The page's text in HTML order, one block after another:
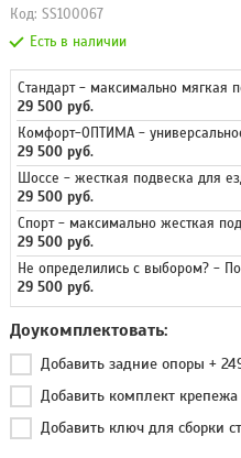
Код: SS100067
Есть в наличии
Стандарт - максимально мягкая
29 500 руб.
Комфорт-ОПТИМА -
29 500 руб.
Шоссе - жесткая подвеска для
29 500 руб.
Спорт - максимально жесткая
29 500 руб.
Не определились с выбором? -
29 500 руб.
Доукомплектовать
Добавить задние опоры +
Добавить комплект крепежа
Добавить ключ для сборки